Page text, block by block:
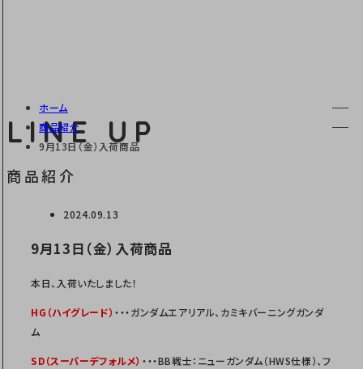
LINE UP
商品紹介
ホーム
商品紹介
9月13日（金）入荷商品
2024.09.13
9月13日（金）入荷商品
本日、入荷いたしました！
HG（ハイグレード） ・・・ガンダムエアリアル、カミキバーニングガンダ
ム
SD（スーパーデフォルメ） ・・・BB戦士：ニューガンダム（HWS仕様）、フ